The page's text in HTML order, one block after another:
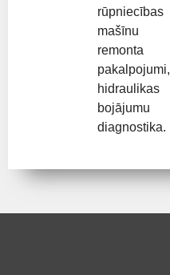
rūpniecības
mašīnu
remonta
pakalpojumi,
hidraulikas
bojājumu
diagnostika.